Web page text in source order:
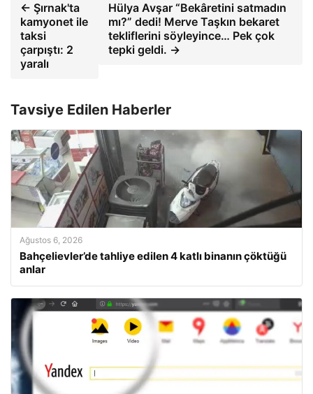
← Şırnak'ta
kamyonet ile
taksi
çarpıştı: 2
yaralı
Hülya Avşar “Bekâretini satmadın
mı?” dedi! Merve Taşkın bekaret
tekliflerini söyleyince… Pek çok
tepki geldi. →
Tavsiye Edilen Haberler
Ağustos 6, 2026
Bahçelievler’de tahliye edilen 4 katlı binanın çöktüğü
anlar